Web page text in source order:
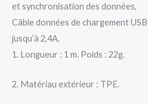
et synchronisation des données,
Câble données de chargement
jusqu’à 2,4A.
1. Longueur : 1 m. Poids : 22g.
2. Matériau extérieur : TPE.